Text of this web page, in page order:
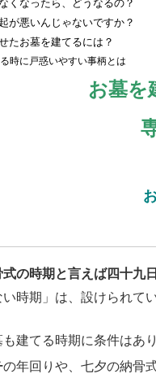
くなったら、どうなるの？
が悪いんじゃないですか？
たお墓を建てるには？
時に戸惑いやすい事柄とは
お墓
式の時期と言えば四十九日
時期」は、設けられて
建てる時期に条件はあ
の年回りや、七夕の納骨